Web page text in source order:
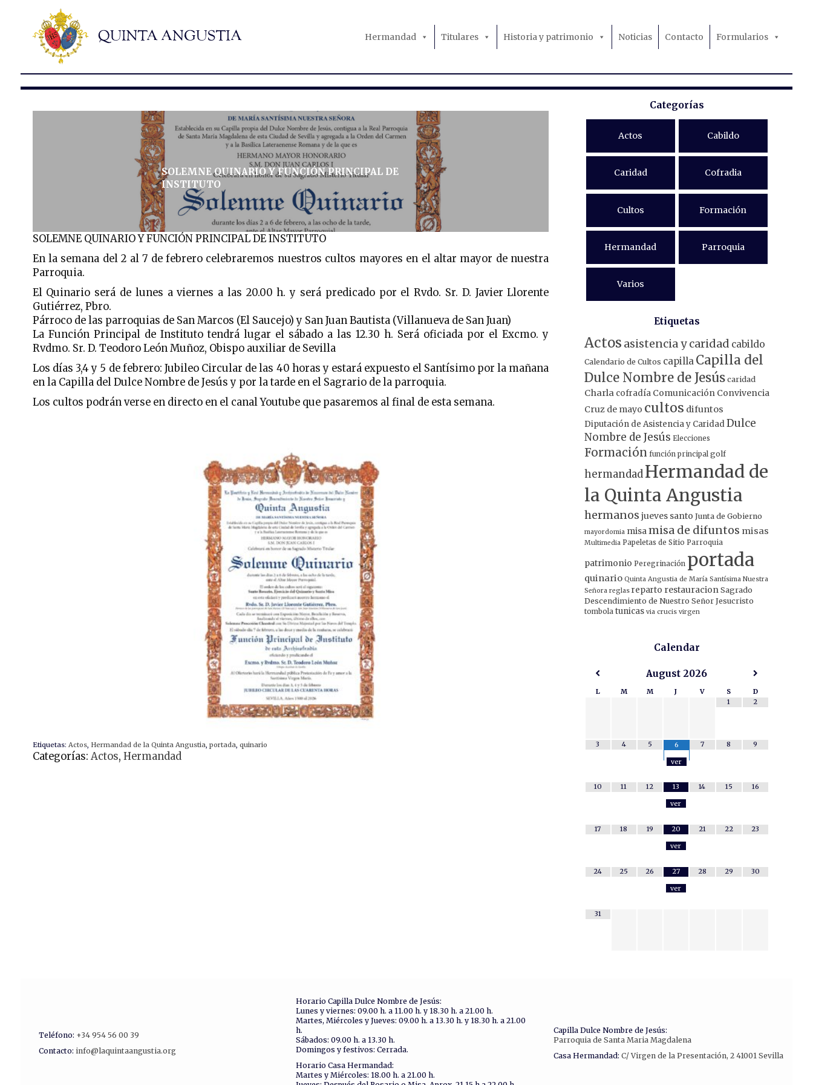
Hermandad Titulares Historia y patrimonio Noticias Contacto Formularios
SOLEMNE QUINARIO Y FUNCIÓN PRINCIPAL DE
INSTITUTO
SOLEMNE QUINARIO Y FUNCIÓN PRINCIPAL DE INSTITUTO
En la semana del 2 al 7 de febrero celebraremos nuestros cultos mayores en el altar mayor de nuestra
Parroquia.
El Quinario será de lunes a viernes a las 20.00 h. y será predicado por el Rvdo. Sr. D. Javier Llorente
Gutiérrez, Pbro.
Párroco de las parroquias de San Marcos (El Saucejo) y San Juan Bautista (Villanueva de San Juan)
La Función Principal de Instituto tendrá lugar el sábado a las 12.30 h. Será oficiada por el Excmo. y
Rvdmo. Sr. D. Teodoro León Muñoz, Obispo auxiliar de Sevilla
Los días 3,4 y 5 de febrero: Jubileo Circular de las 40 horas y estará expuesto el Santísimo por la mañana
en la Capilla del Dulce Nombre de Jesús y por la tarde en el Sagrario de la parroquia.
Los cultos podrán verse en directo en el canal Youtube que pasaremos al final de esta semana.
Etiquetas: Actos, Hermandad de la Quinta Angustia portada quinario
Categorías: Actos, Hermandad
Categorías
Actos Cabildo
Caridad Cofradia
Cultos Formación
Hermandad Parroquia
Varios
Etiquetas
Actos asistencia y caridad cabildo
Calendario de Cultos capilla Capilla del
Dulce Nombre de Jesús caridad
Charla cofradía Comunicación Convivencia
Cruz de mayo cultos difuntos
Diputación de Asistencia y CaridadDulce
Nombre de Jesús Elecciones
Formación función principal golf
hermandad Hermandad de
la Quinta Angustia
hermanos jueves santo Junta de Gobierno
mayordomia misamisa de difuntos misas
Multimedia Papeletas de Sitio Parroquia
patrimonio Peregrinación portada
quinario Quinta Angustia de María Santísima Nuestra
Señora reglas reparto restauracion Sagrado
Descendimiento de Nuestro Señor Jesucristo
tombola tunicas via crucis virgen
Calendar
August 2026
L M M J V S
D
1
2
3 4 5
6
ver
7 8 9
10 11 12
13
ver
14 15 16
17 18 19
20
ver
21 22 23
24 25 26
27
ver
28 29 30
31
Teléfono: +34 954 56 00 39
Contacto: info@laquintaangustia.org
Horario Capilla Dulce Nombre de Jesús:
Lunes y viernes: 09.00 h. a 11.00 h. y 18.30 h. a 21.00 h.
Martes, Miércoles y Jueves: 09.00 h. a 13.30 h. y 18.30 h. a 21.00
h.
Sábados: 09.00 h. a 13.30 h.
Domingos y festivos: Cerrada.
Horario Casa Hermandad:
Martes y Miércoles: 18.00 h. a 21.00 h.
Capilla Dulce Nombre de Jesús:
Parroquia de Santa Maria Magdalena
Casa Hermandad: C/ Virgen de la Presentación, 2 41001 Sevilla